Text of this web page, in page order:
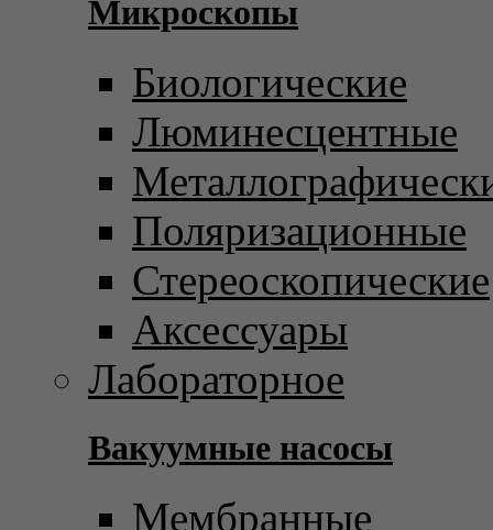
Микроскопы
Биологические
Люминесцентные
Поляризационные
Стереоскопические
Аксессуары
Лабораторное
Вакуумные насосы
Мембранные